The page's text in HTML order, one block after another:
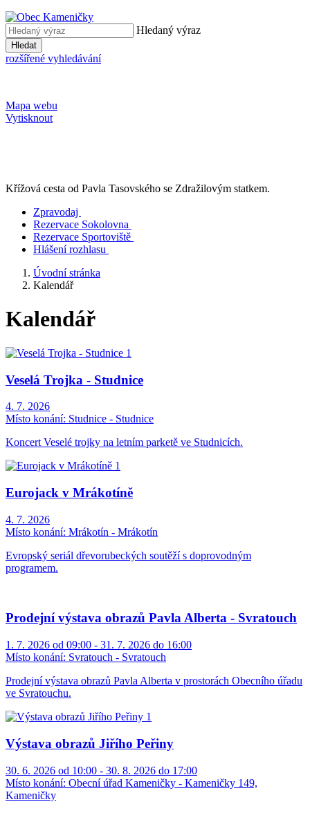
Hledaný výraz
Hledat
rozšířené vyhledávání
Mapa webu
Vytisknout
Křížová cesta od Pavla Tasovského se Zdražilovým statkem.
Zpravodaj
Rezervace Sokolovna
Rezervace Sportoviště
Hlášení rozhlasu
Úvodní stránka
Kalendář
Kalendář
Veselá Trojka - Studnice
4. 7. 2026
Místo konání: Studnice - Studnice
Koncert Veselé trojky na letním parketě ve Studnicích.
Eurojack v Mrákotíně
4. 7. 2026
Místo konání: Mrákotín - Mrákotín
Evropský seriál dřevorubeckých soutěží s doprovodným
programem.
Prodejní výstava obrazů Pavla Alberta - Svratouch
1. 7. 2026 od 09:00 - 31. 7. 2026 do 16:00
Místo konání: Svratouch - Svratouch
Prodejní výstava obrazů Pavla Alberta v prostorách Obecního úřadu
ve Svratouchu.
Výstava obrazů Jiřího Peřiny
30. 6. 2026 od 10:00 - 30. 8. 2026 do 17:00
Místo konání: Obecní úřad Kameničky - Kameničky 149,
Kameničky